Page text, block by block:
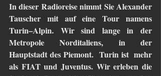
In dieser Radioreise nimmt Sie Alexander
Tauscher mit auf eine Tour namens
Turin–Alpin. Wir sind lange in der
Metropole Norditaliens, in der
Hauptstadt des Piemont.  Turin ist  mehr
als FIAT und Juventus. Wir erleben die